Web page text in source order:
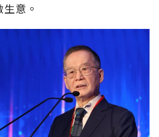
意。